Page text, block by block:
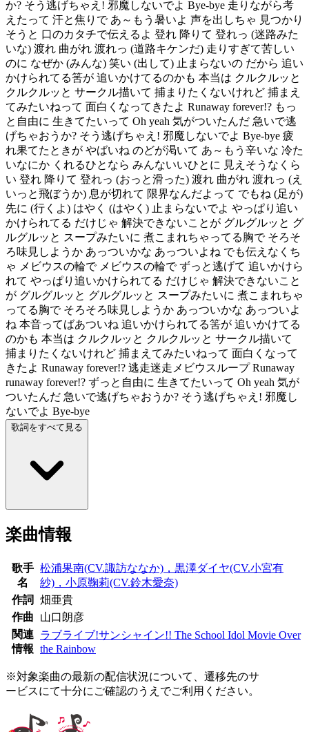
か? そう逃げちゃえ! 邪魔しないでよ Bye-bye 走りながら考
えたって 汗と焦りで あ～もう暑いよ 声を出しちゃ 見つかり
そうと 口のカタチで伝えるよ 登れ 降りて 登れっ (迷路みた
いな) 渡れ 曲がれ 渡れっ (道路キケンだ) 走りすぎて苦しい
のに なぜか (みんな) 笑い (出して) 止まらないの だから 追い
かけられてる筈が 追いかけてるのかも 本当は クルクルッと
クルクルッと サークル描いて 捕まりたくないけれど 捕まえ
てみたいねって 面白くなってきたよ Runaway forever!? もっ
と自由に 生きてたいって Oh yeah 気がついたんだ 急いで逃
げちゃおうか? そう逃げちゃえ! 邪魔しないでよ Bye-bye 疲
れ果てたときが やばいね のどが渇いて あ～もう辛いな 冷た
いなにか くれるひとなら みんないいひとに 見えそうなくら
い 登れ 降りて 登れっ (おっと滑った) 渡れ 曲がれ 渡れっ (え
いっと飛ぼうか) 息が切れて 限界なんだよって でもね (足が)
先に (行くよ) はやく (はやく) 止まらないでよ やっぱり追い
かけられてる だけじゃ 解決できないことが グルグルッと グ
ルグルッと スープみたいに 煮こまれちゃってる胸で そろそ
ろ味見しようか あっついかな あっついよね でも伝えなくち
ゃ メビウスの輪で メビウスの輪で ずっと逃げて 追いかけら
れて やっぱり追いかけられてる だけじゃ 解決できないこと
が グルグルッと グルグルッと スープみたいに 煮こまれちゃ
ってる胸で そろそろ味見しようか あっついかな あっついよ
ね 本音ってばあついね 追いかけられてる筈が 追いかけてる
のかも 本当は クルクルッと クルクルッと サークル描いて
捕まりたくないけれど 捕まえてみたいねって 面白くなって
きたよ Runaway forever!? 逃走迷走メビウスループ Runaway
runaway forever!? ずっと自由に 生きてたいって Oh yeah 気が
ついたんだ 急いで逃げちゃおうか? そう逃げちゃえ! 邪魔し
ないでよ Bye-bye
歌詞をすべて見る
楽曲情報
歌手
名
松浦果南(CV.諏訪ななか)，黒澤ダイヤ(CV.小宮有
紗)，小原鞠莉(CV.鈴木愛奈)
作詞
畑亜貴
作曲
山口朗彦
関連
情報
ラブライブ!サンシャイン!! The School Idol Movie Over
the Rainbow
※対象楽曲の最新の配信状況について、遷移先のサ
ービスにて十分にご確認のうえでご利用ください。